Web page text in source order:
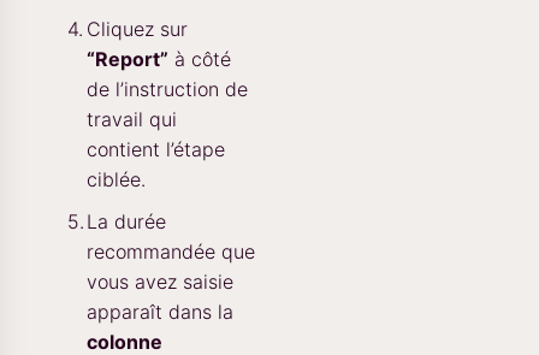
Cliquez sur
“Report” à côté
de l’instruction de
travail qui
contient l’étape
ciblée.
La durée
recommandée que
vous avez saisie
apparaît dans la
colonne